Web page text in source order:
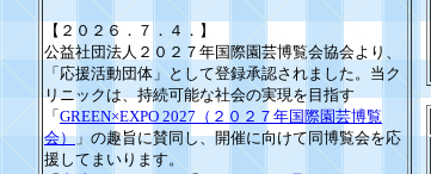
【２０２６．７．４．】
公益社団法人２０２７年国際園芸博覧会協会より、
「応援活動団体」として登録承認されました。当ク
リニックは、持続可能な社会の実現を目指す
「 GREEN×EXPO 2027（２０２７年国際園芸博覧
会）」の趣旨に賛同し、開催に向けて同博覧会を応
援してまいります。